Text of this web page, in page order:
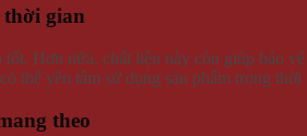
thời gian
tốt. Hơn nữa, chất liệu này còn giúp bảo
thể yên tâm sử dụng sản phẩm trong thời
theo